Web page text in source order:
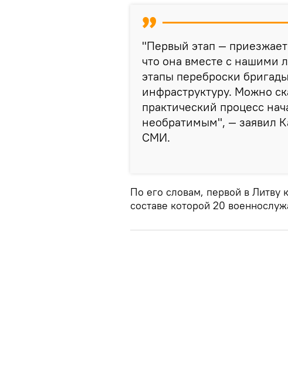
"Первый этап —
что она вместе с нашими
этапы переброски
инфраструктуру. Можно
практический процесс
необратимым", — заявил
СМИ.
По его словам, первой в Литву
составе которой 20